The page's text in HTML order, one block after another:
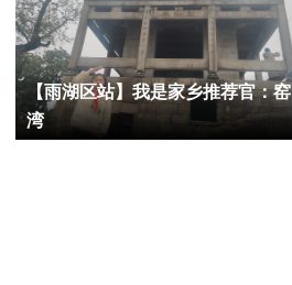
【雨湖区站】我是家乡推荐官：窑
湾